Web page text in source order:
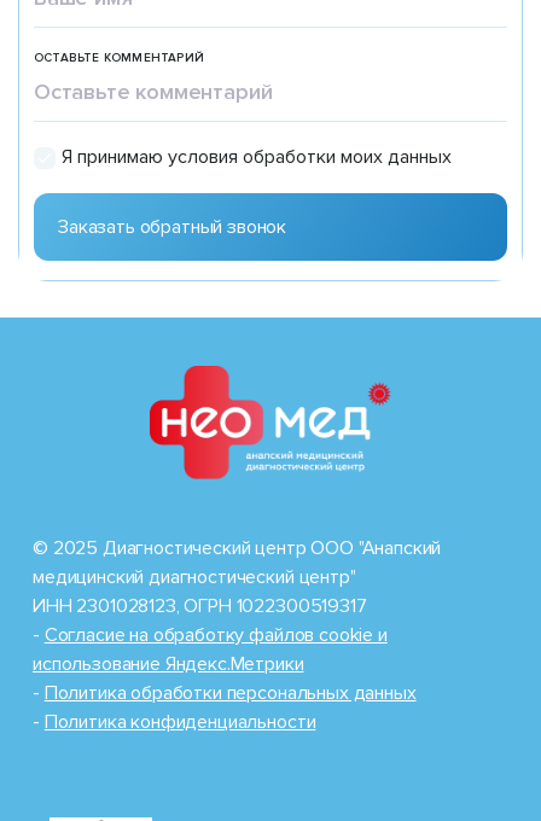
ОСТАВЬТЕ КОММЕНТАРИЙ
Я принимаю условия обработки моих данных
© 2025 Диагностический центр ООО "Анапский
медицинский диагностический центр"
ИНН 2301028123, ОГРН 1022300519317
- Cогласие на обработку файлов cookie и
использование Яндекс.Метрики
- Политика обработки персональных данных
- Политика конфиденциальности